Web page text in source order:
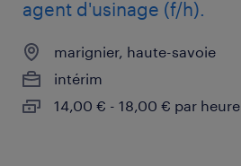
agent d'usinage (f/h).
marignier, haute-savoie
intérim
14,00 € - 18,00 € par heure